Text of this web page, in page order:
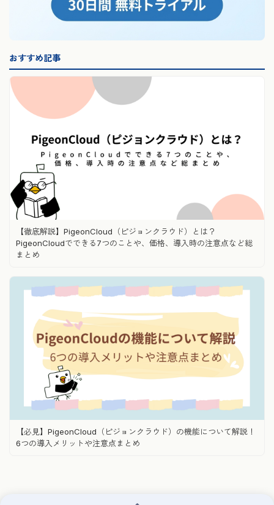
おすすめ記事
【徹底解説】PigeonCloud（ピジョンクラウド）とは？
PigeonCloudでできる7つのことや、価格、導入時の注意点など総
まとめ
【必見】PigeonCloud（ピジョンクラウド）の機能について解説！
6つの導入メリットや注意点まとめ